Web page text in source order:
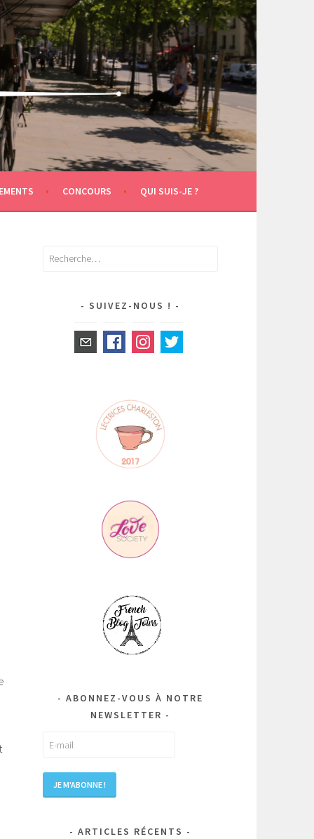
CONCOURS QUI SUIS-JE ?
Rechercher :
SUIVEZ-NOUS !
ABONNEZ-VOUS À NOTRE
NEWSLETTER
ARTICLES RÉCENTS